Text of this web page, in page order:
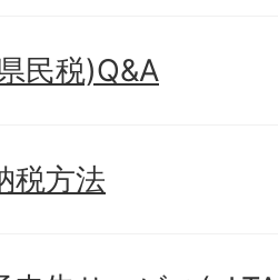
民税)Q&A
税方法